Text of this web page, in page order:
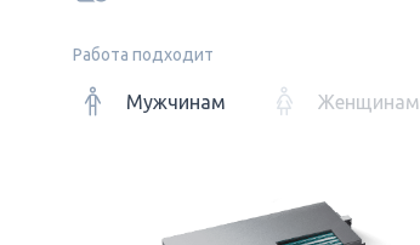
Работа подходит
Мужчинам Женщинам